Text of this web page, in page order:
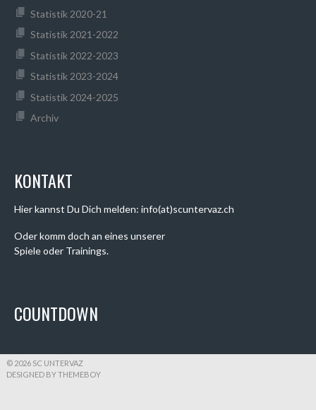
Statistik 2020-21
Statistik 2021-2022
Statistik 2022-2023
Statistik 2023-2024
Statistik 2024-2025
Archiv
KONTAKT
Hier kannst Du Dich melden: info(at)scuntervaz.ch
Oder komm doch an eines unserer
Spiele oder Trainings.
COUNTDOWN
© 2026 SC UNTERVAZ
DESIGNED BY THEMEBOY